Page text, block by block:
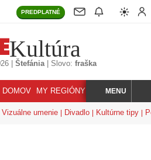
PREDPLATNÉ
Kultúra
Štefánia| Slovo: fraška
DOMOV MY REGIÓNY KORZÁR
HĽADAJMENU
Vizuálne umenie Divadlo Kultúrne tipy